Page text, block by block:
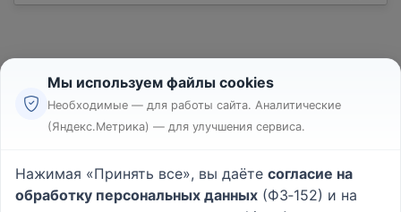
Реклама
Пользовательское соглашение
Политика конфиденциальности
Мы используем файлы cookies
Необходимые — для работы сайта. Аналитические
(Яндекс.Метрика) — для улучшения сервиса.
Нажимая «Принять все», вы даёте согласие на
обработку персональных данных (ФЗ‑152) и на